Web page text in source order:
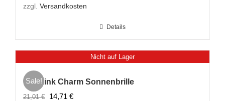
18,49 €12,61 €.
zzgl. Versandkosten
Details
Nicht auf Lager
Sale!
Lovelink Charm Sonnenbrille
21,01€
Ursprünglicher
14,71 €Aktueller